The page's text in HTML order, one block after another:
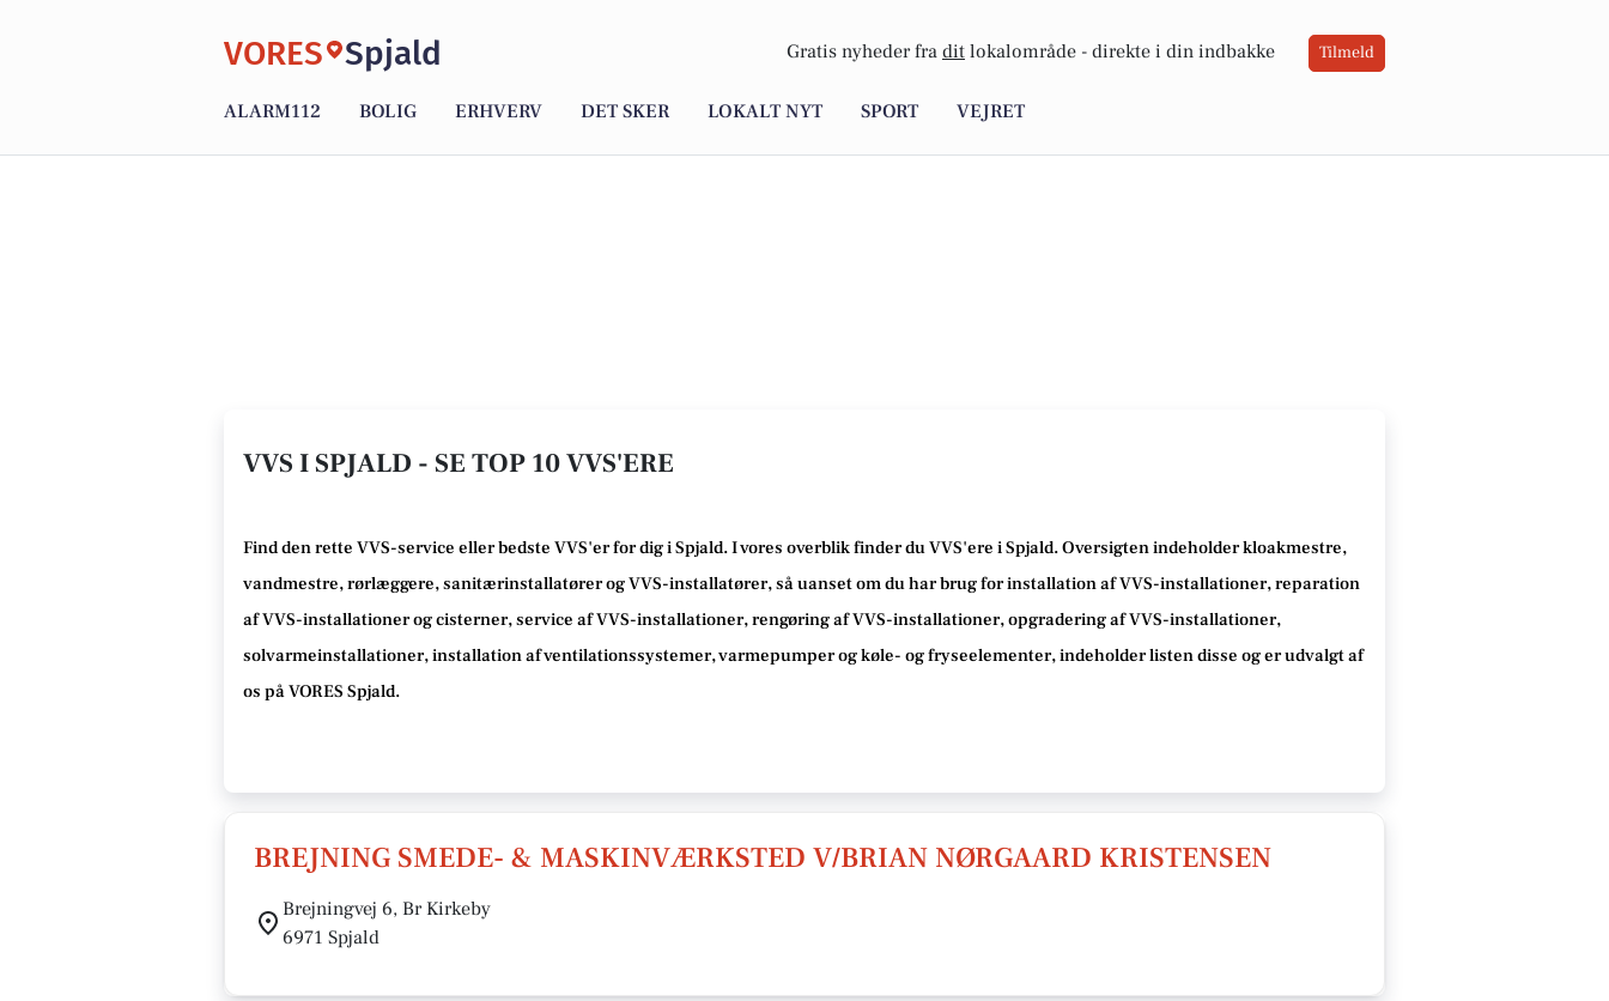
VORES Spjald Gratis nyheder fra dit lokalområde - direkte i din indbakke Tilmeld
ALARM112 BOLIG ERHVERV DET SKER LOKALT NYT SPORT VEJRET
VVS I SPJALD - SE TOP 10 VVS'ERE
Find den rette VVS-service eller bedste VVS'er for dig i Spjald. I vores overblik finder du VVS'ere i Spjald. Oversigten indeholder kloakmestre,
vandmestre, rørlæggere, sanitærinstallatører og VVS-installatører, så uanset om du har brug for installation af VVS-installationer, reparation
af VVS-installationer og cisterner, service af VVS-installationer, rengøring af VVS-installationer, opgradering af VVS-installationer,
solvarmeinstallationer, installation af ventilationssystemer, varmepumper og køle- og fryseelementer, indeholder listen disse og er udvalgt af
os på VORES Spjald.
BREJNING SMEDE- & MASKINVÆRKSTED V/BRIAN NØRGAARD KRISTENSEN
Brejningvej 6, Br Kirkeby
6971 Spjald